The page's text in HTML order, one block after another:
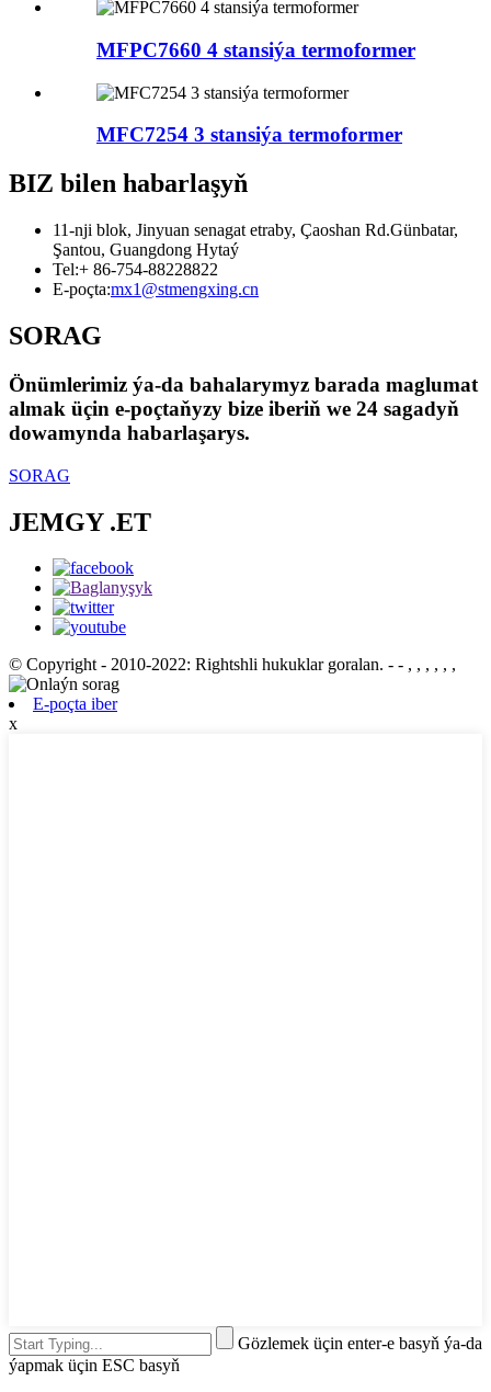
MFPC7660 4 stansiýa termoformer
MFC7254 3 stansiýa termoformer
BIZ bilen habarlaşyň
11-nji blok, Jinyuan senagat etraby, Çaoshan Rd.Günbatar,
Şantou, Guangdong Hytaý
Tel:+ 86-754-88228822
E-poçta:mx1@stmengxing.cn
SORAG
Önümlerimiz ýa-da bahalarymyz barada maglumat
almak üçin e-poçtaňyzy bize iberiň we 24 sagadyň
dowamynda habarlaşarys.
SORAG
JEMGY .ET
© Copyright - 2010-2022: Rightshli hukuklar goralan. - - , , , , , ,
E-poçta iber
x
Gözlemek üçin enter-e basyň ýa-da
ýapmak üçin ESC basyň